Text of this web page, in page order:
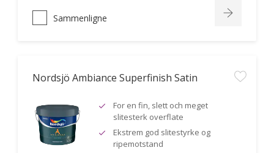
Sammenligne
Nordsjö Ambiance Superfinish Satin
For en fin, slett och meget
slitesterk overflate
Ekstrem god slitestyrke og
ripemotstand